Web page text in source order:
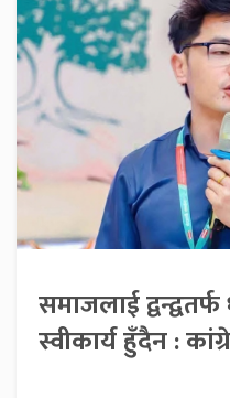
समाजलाई
स्वीकार्य हुँदैन :